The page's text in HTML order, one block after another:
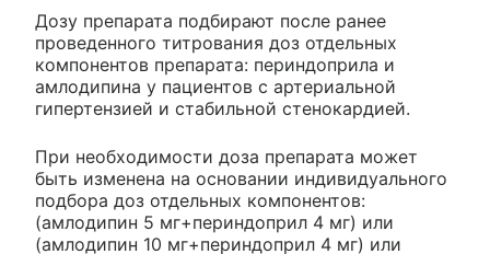
Дозу препарата подбирают после ранее
проведенного титрования доз отдельных
компонентов препарата: периндоприла и
амлодипина у пациентов с артериальной
гипертензией и стабильной стенокардией.
При необходимости доза препарата может
быть изменена на основании индивидуального
подбора доз отдельных компонентов:
(амлодипин 5 мг+периндоприл 4 мг) или
(амлодипин 10 мг+периндоприл 4 мг) или